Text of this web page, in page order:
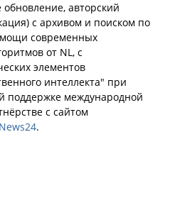
авторский
с архивом и поиском по
современных
от NL, с
элементов
интеллекта" при
поддержке международной
с сайтом
News24.